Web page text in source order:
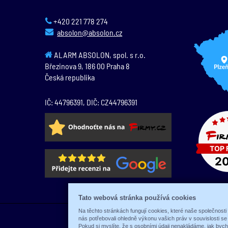
+420 221 778 274
absolon@absolon.cz
ALARM ABSOLON, spol. s r.o.
Březinova 9,186 00 Praha 8
Česká republika
IČ: 44796391, DIČ: CZ44796391
Tato webová stránka používá cookies
Na těchto stránkách fungují cookies, které naše
nás potřebovali ohledně výkonu vašich práv v souvislosti
Pokud si myslíte, že s osobními údaji nenakládáme, jak